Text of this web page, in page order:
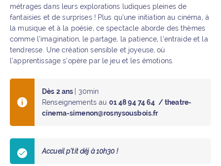
métrages dans leurs explorations ludiques pleines de
fantaisies et de surprises ! Plus qu’une initiation au cinéma, à
la musique et à la poésie, ce spectacle aborde des thèmes
comme l’imagination, le partage, la patience, l’entraide et la
tendresse. Une création sensible et joyeuse, où
l’apprentissage s’opère par le jeu et les émotions.
Dès 2 ans
| 30min
Renseignements au 01 48 94 74 64 / theatre-
cinema-simenon@rosnysousbois.fr
Accueil p’tit déj à 10h30 !